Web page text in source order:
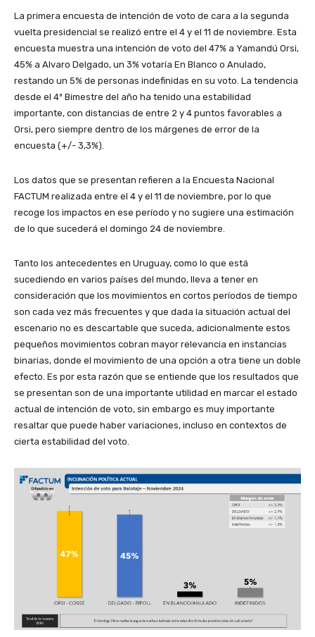
La primera encuesta de intención de voto de cara a la segunda
vuelta presidencial se realizó entre el 4 y el 11 de noviembre. Esta
encuesta muestra una intención de voto del 47% a Yamandú Orsi,
45% a Alvaro Delgado, un 3% votaría En Blanco o Anulado,
restando un 5% de personas indefinidas en su voto. La tendencia
desde el 4º Bimestre del año ha tenido una estabilidad
importante, con distancias de entre 2 y 4 puntos favorables a
Orsi, pero siempre dentro de los márgenes de error de la
encuesta (+/- 3,3%).
Los datos que se presentan refieren a la Encuesta Nacional
FACTUM realizada entre el 4 y el 11 de noviembre, por lo que
recoge los impactos en ese período y no sugiere una estimación
de lo que sucederá el domingo 24 de noviembre.
Tanto los antecedentes en Uruguay, como lo que está
sucediendo en varios países del mundo, lleva a tener en
consideración que los movimientos en cortos períodos de tiempo
son cada vez más frecuentes y que dada la situación actual del
escenario no es descartable que suceda, adicionalmente estos
pequeños movimientos cobran mayor relevancia en instancias
binarias, donde el movimiento de una opción a otra tiene un doble
efecto. Es por esta razón que se entiende que los resultados que
se presentan son de una importante utilidad en marcar el estado
actual de intención de voto, sin embargo es muy importante
resaltar que puede haber variaciones, incluso en contextos de
cierta estabilidad del voto.